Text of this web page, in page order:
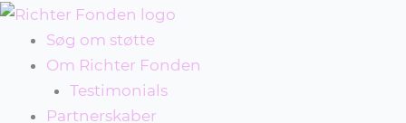
Gå
indholdet
Søg om støtte
Om Richter Fonden
Testimonials
Partnerskaber